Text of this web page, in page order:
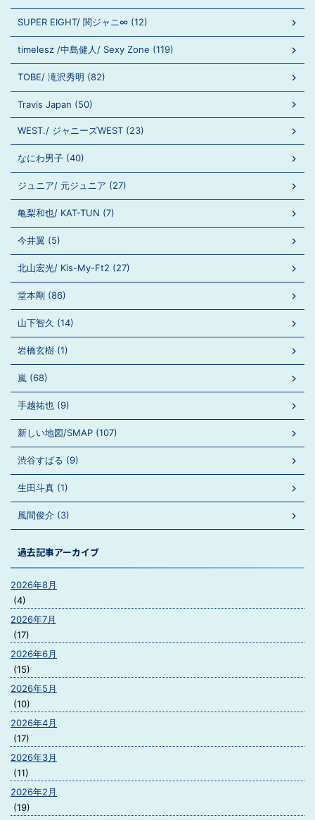
SUPER EIGHT/ 関ジャニ∞ (12)
timelesz /中島健人/ Sexy Zone (119)
TOBE/ 滝沢秀明 (82)
Travis Japan (50)
WEST./ ジャニーズWEST (23)
なにわ男子 (40)
ジュニア/ 元ジュニア (27)
亀梨和也/ KAT-TUN (7)
今井翼 (5)
北山宏光/ Kis-My-Ft2 (27)
堂本剛 (86)
山下智久 (14)
岩橋玄樹 (1)
嵐 (68)
手越祐也 (9)
新しい地図/SMAP (107)
渋谷すばる (9)
生田斗真 (1)
風間俊介 (3)
過去記事アーカイブ
2026年8月
(4)
2026年7月
(17)
2026年6月
(15)
2026年5月
(10)
2026年4月
(17)
2026年3月
(11)
2026年2月
(19)